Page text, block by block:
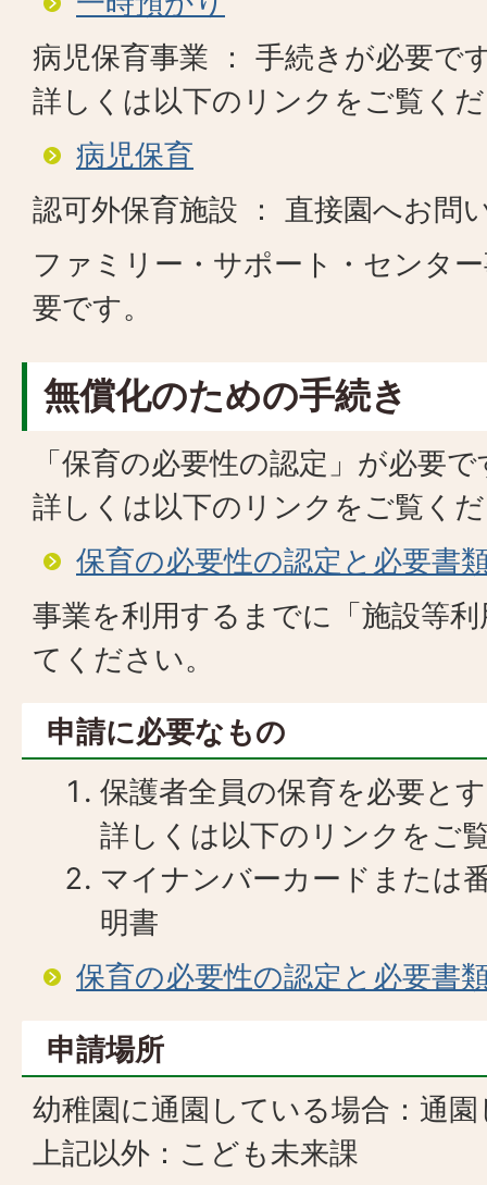
病児保育事業 ： 手続きが必要で
詳しくは以下のリンクをご覧く
病児保育
認可外保育施設 ： 直接園へお問
ファミリー・サポート・センタ
要です。
無償化のための手続き
「保育の必要性の認定」が必要
詳しくは以下のリンクをご覧く
保育の必要性の認定と必要書
事業を利用するまでに「施設等
てください。
申請に必要なもの
保護者全員の保育を必要と
詳しくは以下のリンクをご
マイナンバーカードまたは
明書
保育の必要性の認定と必要書
申請場所
幼稚園に通園している場合：通
上記以外：こども未来課